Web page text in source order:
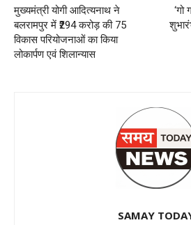
मुख्यमंत्री योगी आदित्यनाथ ने
बलरामपुर में ₹294 करोड़ की 75
विकास परियोजनाओं का किया
लोकार्पण एवं शिलान्यास
SAMAY